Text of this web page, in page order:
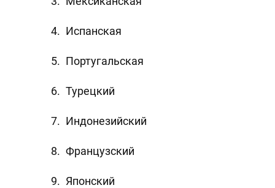
Испанская
Португальская
Турецкий
Индонезийский
Французский
Японский